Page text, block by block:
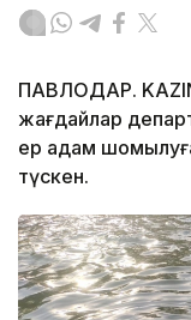
ПАВЛОДАР.
жағдайлар
ер адам
түскен.